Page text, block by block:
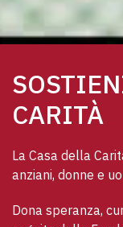
CARITÀ
La Casa della
anziani, donne e
Dona speranza,